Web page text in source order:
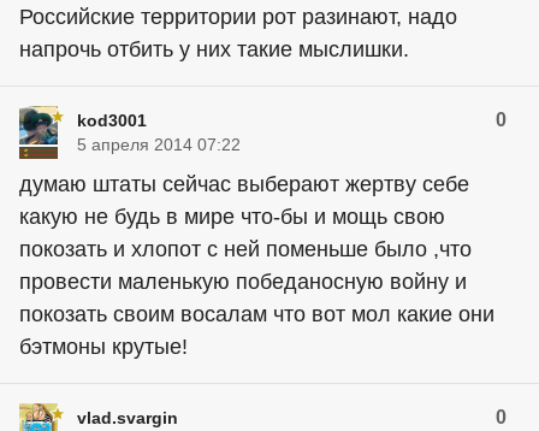
Российские территории рот разинают, надо
напрочь отбить у них такие мыслишки.
kod3001 0
5 апреля 2014 07:22
думаю штаты сейчас выберают жертву себе
какую не будь в мире что-бы и мощь свою
покозать и хлопот с ней поменьше было ,что
провести маленькую победаносную войну и
покозать своим восалам что вот мол какие они
бэтмоны крутые!
vlad.svargin 0